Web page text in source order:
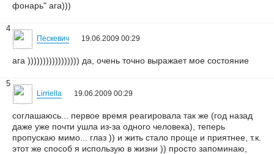
фонарь" ага)))
4
Пескевич 19.06.2009 00:29
ага ))))))))))))))))) да, очень точно выражает мое состояние
5
Lirriella 19.06.2009 00:29
соглашаюсь... первое время реагировала так же (год назад
даже уже почти ушла из-за одного человека), теперь
пропускаю мимо... глаз )) и жить стало проще и приятнее, т.к.
этот же способ я использую в жизни )) просто запоминаю,